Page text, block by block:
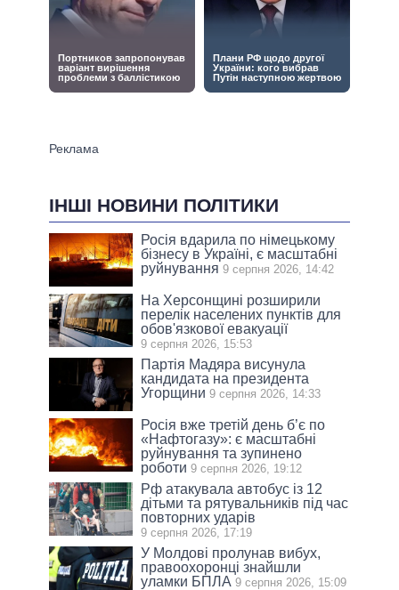
ІНШІ НОВИНИ ПОЛІТИКИ
Росія вдарила по німецькому
бізнесу в Україні, є масштабні
руйнування 9 серпня 2026, 14:42
На Херсонщині розширили
перелік населених пунктів для
обов'язкової евакуації
9 серпня 2026, 15:53
Партія Мадяра висунула
кандидата на президента
Угорщини 9 серпня 2026, 14:33
Росія вже третій день б’є по
«Нафтогазу»: є масштабні
руйнування та зупинено
роботи 9 серпня 2026, 19:12
Рф атакувала автобус із 12
дітьми та рятувальників під час
повторних ударів
9 серпня 2026, 17:19
У Молдові пролунав вибух,
правоохоронці знайшли
уламки БПЛА 9 серпня 2026, 15:09